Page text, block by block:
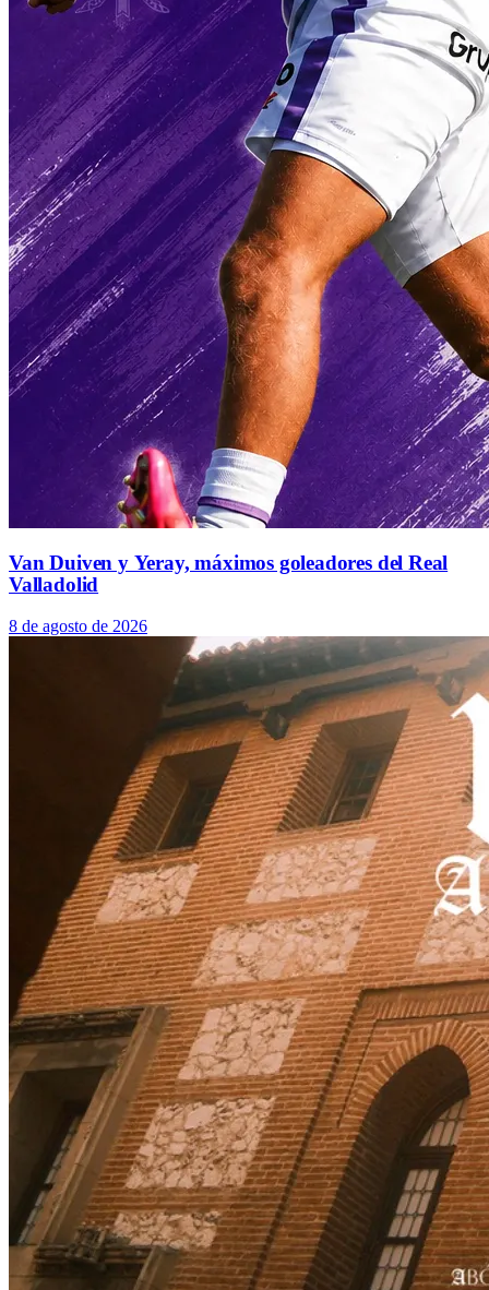
Van Duiven y Yeray, máximos goleadores del Real
Valladolid
8 de agosto de 2026